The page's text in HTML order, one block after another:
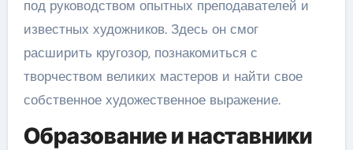
под руководством опытных преподавателей и
известных художников. Здесь он смог
расширить кругозор, познакомиться с
творчеством великих мастеров и найти свое
собственное художественное выражение.
Образование и наставники